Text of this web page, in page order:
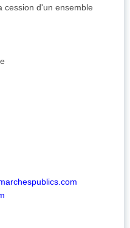
cession d'un ensemble